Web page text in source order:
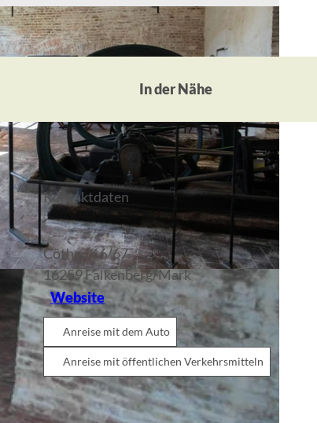
In der Nähe
Kontaktdaten
Cöthen 66/67
16259Falkenberg/Mark
Website
Anreise mit dem Auto
Anreise mit öffentlichen Verkehrsmitteln